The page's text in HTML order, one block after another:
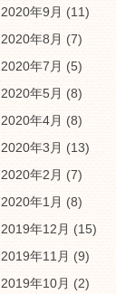
2020年9月 (11)
2020年8月 (7)
2020年7月 (5)
2020年5月 (8)
2020年4月 (8)
2020年3月 (13)
2020年2月 (7)
2020年1月 (8)
2019年12月 (15)
2019年11月 (9)
2019年10月 (2)